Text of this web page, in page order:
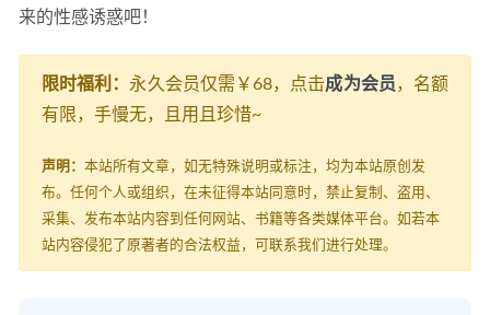
来的性感诱惑吧！
限时福利： 永久会员仅需￥68，点击成为会员，名额
有限，手慢无，且用且珍惜~
声明： 本站所有文章，如无特殊说明或标注，均为本站原创发
布。任何个人或组织，在未征得本站同意时，禁止复制、盗用、
采集、发布本站内容到任何网站、书籍等各类媒体平台。如若本
站内容侵犯了原著者的合法权益，可联系我们进行处理。